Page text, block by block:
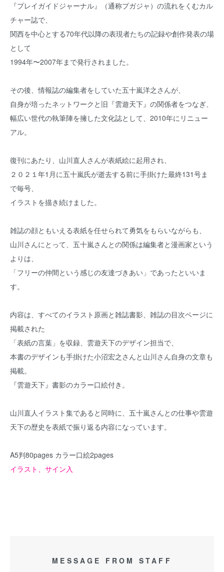
『プレイガイドジャーナル』（通称プガジャ）の流れをくむカル
チャー誌で、
関西を中心とする70年代以降の表現者たちの記録や創作発表の場
として
1994年〜2007年まで発行されました。
その後、情報誌の編集者をしていた五十嵐洋之さんが、
自身が培ったネットワークと旧『雲遊天下』の関係者をつなぎ、
幅広い世代の執筆陣を擁した文化誌として、2010年にリニュー
アル。
復刊にあたり、山川直人さんが表紙絵に起用され、
２０２１年1月に五十嵐氏が逝去する前に手掛けた最終131号ま
で毎号、
イラストを描き続けました。
雑誌の顔ともいえる表紙を任せられて勇気をもらいながらも、
山川さんにとって、五十嵐さんとの関係は編集者と漫画家という
よりは、
「フリーの仲間という感じの友達づきあい」であったといいま
す。
内容は、すべてのイラスト原画と雑誌書影、雑誌の目次ページに
掲載された
「表紙の言葉」を収録、雲遊天下のデザイン担当で、
本書のデザインも手掛けた小沼宏之さんと山川さん自身の文章も
掲載。
『雲遊天下』書影のカラー口絵付き。
山川直人イラスト集であると同時に、五十嵐さんとの仕事や雲遊
天下の歴史を表紙で振り返る内容になっています。
A5判80pages カラー口絵2pages
イラスト、サイン入
MESSAGE FROM STAFF